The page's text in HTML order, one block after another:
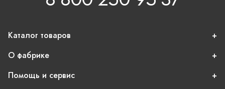
Каталог товаров
О фабрике
Помощь и сервис